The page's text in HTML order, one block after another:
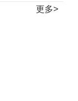
更多>